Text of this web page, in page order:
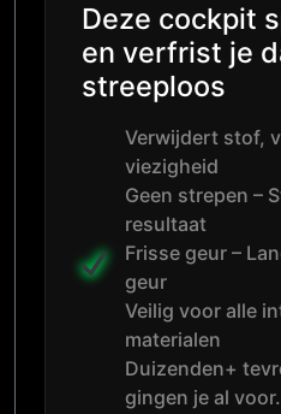
Deze cockpit
en verfrist je
streeploos
Verwijdert stof,
viezigheid
Geen strepen –
resultaat
Frisse geur –
geur
Veilig voor alle
materialen
Duizenden+
gingen je al voor.